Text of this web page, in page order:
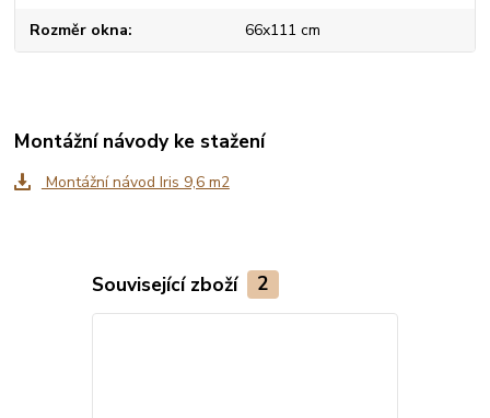
Rozměr okna 66x111 cm
Montážní návody ke stažení
Montážní návod Iris 9,6 m2
Související zboží 2